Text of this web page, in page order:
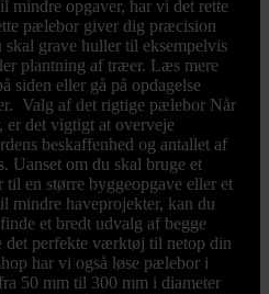
mindre opgaver, har vi det rette
pælebor giver dig præcision
grave huller til eksempelvis
plantning af træer. Læs mere
siden eller gå på opdagelse
Valg af det rigtige pælebor Når
det vigtigt at overveje
beskaffenhed og antallet af
Uanset om du skal bruge et
en større byggeopgave eller et
mindre haveprojekter, kan du
et bredt udvalg af begge
det perfekte værktøj til netop din
har vi også løse pælebor i
50 mm til 300 mm i diameter